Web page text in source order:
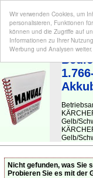
Wir verwenden Cookies, um
personalisieren, Funktionen
können und die Zugriffe auf
Informationen zu Ihrer
Werbung und Analysen weiter.
BEDIENUNGSANLEITUNG
Gelb/
Gelb/
Nicht gefunden, was Sie
Probieren Sie es mit der